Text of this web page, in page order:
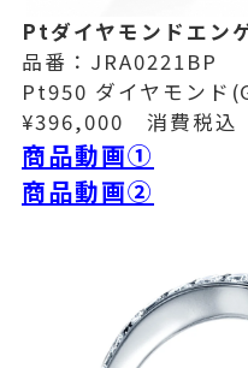
Ptダイヤモンドエン
品番：JRA0221BP
Pt950 ダイヤモンド
¥396,000 消費税込
商品動画①
商品動画②